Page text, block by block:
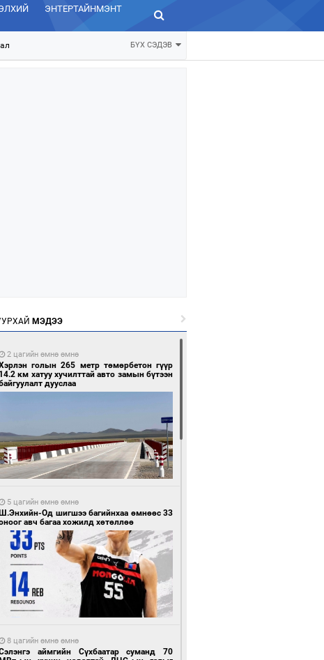
ЭНТЕРТАЙНМЭНТ ЗУРХАЙ
БҮХ СЭДЭВ
МЭДЭЭ
2 цагийн өмнө өмнө
голын 265 метр төмөрбетон гүүр
14.2 км хатуу хучилттай авто замын бүтээн
дууслаа
5 цагийн өмнө өмнө
Ш.Энхийн-Од шигшээ багийнхаа өмнөөс 33
авч багаа хожилд хөтөллөө
8 цагийн өмнө өмнө
аймгийн Сүхбаатар суманд 70